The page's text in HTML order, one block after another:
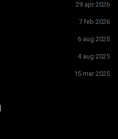
29 apr 2026
7 feb 2026
6 aug 2025
4 aug 2025
15 mar 2025